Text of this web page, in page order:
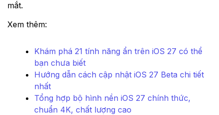
mắt.
Xem thêm:
Khám phá 21 tính năng ẩn trên iOS 27 có thể
bạn chưa biết
Hướng dẫn cách cập nhật iOS 27 Beta chi tiết
nhất
Tổng hợp bộ hình nền iOS 27 chính thức,
chuẩn 4K, chất lượng cao